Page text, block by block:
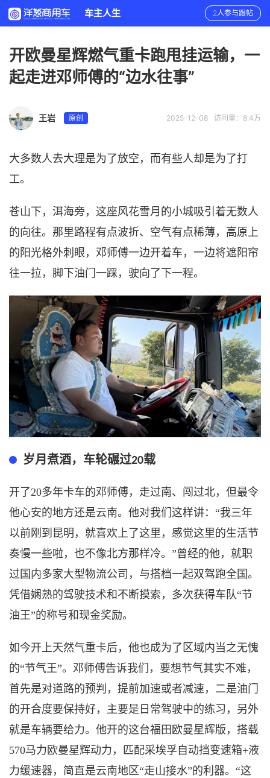
车主人生 2人参与跟帖
开欧曼星辉燃气重卡跑甩挂运输，一
起走进邓师傅的“边水往事”
访问量：8.4万
2025-12-08
王岩 原创
大多数人去大理是为了放空，而有些人却是为了打
工。
苍山下，洱海旁，这座风花雪月的小城吸引着无数人
的向往。那里路程有点波折、空气有点稀薄，高原上
的阳光格外刺眼，邓师傅一边开着车，一边将遮阳帘
往一拉，脚下油门一踩，驶向了下一程。
岁月煮酒，车轮碾过20载
开了20多年卡车的邓师傅，走过南、闯过北，但最令
他心安的地方还是云南。他对我们这样讲：“我三年
以前刚到昆明，就喜欢上了这里，感觉这里的生活节
奏慢一些啦，也不像北方那样冷。”曾经的他，就职
过国内多家大型物流公司，与搭档一起双驾跑全国。
凭借娴熟的驾驶技术和不断摸索，多次获得车队“节
油王”的称号和现金奖励。
如今开上天然气重卡后，他也成为了区域内当之无愧
的“节气王”。邓师傅告诉我们，要想节气其实不难，
首先是对道路的预判，提前加速或者减速，二是油门
的开合度要保持好，主要是日常驾驶中的练习，另外
就是车辆要给力。他开的这台福田欧曼星辉版，搭载
570马力欧曼星辉动力，匹配采埃孚自动挡变速箱+液
力缓速器，简直是云南地区“走山接水”的利器。“这